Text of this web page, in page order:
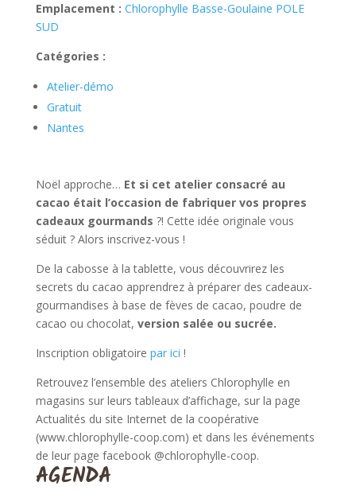
Emplacement : Chlorophylle Basse-Goulaine POLE
SUD
Catégories :
Atelier-démo
Gratuit
Nantes
Noël approche… Et si cet atelier consacré au
cacao était l’occasion de fabriquer vos propres
cadeaux gourmands ?! Cette idée originale vous
séduit ? Alors inscrivez-vous !
De la cabosse à la tablette, vous découvrirez les
secrets du cacao apprendrez à préparer des cadeaux-
gourmandises à base de fèves de cacao, poudre de
cacao ou chocolat, version salée ou sucrée.
Inscription obligatoire par ici !
Retrouvez l’ensemble des ateliers Chlorophylle en
magasins sur leurs tableaux d’affichage, sur la page
Actualités du site Internet de la coopérative
(www.chlorophylle-coop.com) et dans les événements
de leur page facebook @chlorophylle-coop.
AGENDA